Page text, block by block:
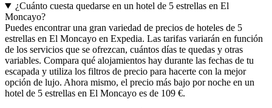
¿Cuánto cuesta quedarse en un hotel de 5 estrellas en El
Moncayo?
Puedes encontrar una gran variedad de precios de hoteles de 5
estrellas en El Moncayo en Expedia. Las tarifas variarán en función
de los servicios que se ofrezcan, cuántos días te quedas y otras
variables. Compara qué alojamientos hay durante las fechas de tu
escapada y utiliza los filtros de precio para hacerte con la mejor
opción de lujo. Ahora mismo, el precio más bajo por noche en un
hotel de 5 estrellas en El Moncayo es de 109 €.